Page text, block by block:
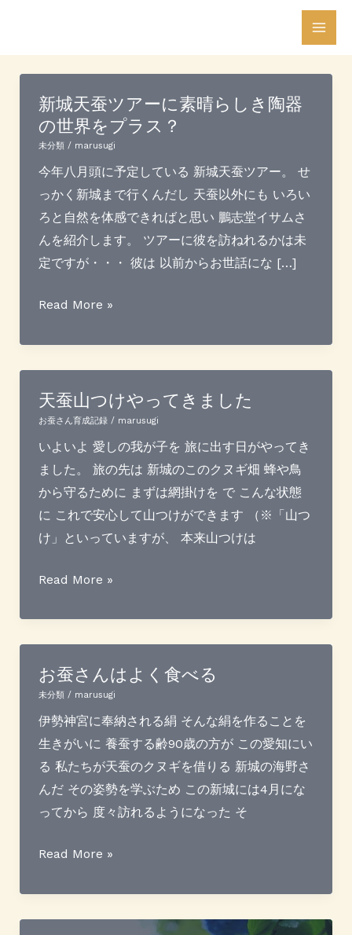
を
新城天蚕ツアーに素晴らしき陶器
の世界をプラス？
未分類/ marusugi
今年八月頭に予定している 新城天蚕ツアー。 せ
っかく新城まで行くんだし 天蚕以外にも いろい
ろと自然を体感できればと思い 鵬志堂イサムさ
んを紹介します。 ツアーに彼を訪ねれるかは未
定ですが・・・ 彼は 以前からお世話にな […]
新
天
蚕
ツ
ア
ー
に
素
晴
ら
き
器
の
世
界
を
プ
ラ
ス？
Read More »
天蚕山つけやってきました
お蚕さん育成記録/ marusugi
いよいよ 愛しの我が子を 旅に出す日がやってき
ました。 旅の先は 新城のこのクヌギ畑 蜂や鳥
から守るために まずは網掛けを で こんな状態
に これで安心して山つけができます （※「山つ
け」といっていますが、 本来山つけは
天
山
つ
け
や
っ
て
き
ま
Read More »
お蚕さんはよく食べる
未分類/ marusugi
伊勢神宮に奉納される絹 そんな絹を作ることを
生きがいに 養蚕する齢90歳の方が この愛知にい
る 私たちが天蚕のクヌギを借りる 新城の海野さ
んだ その姿勢を学ぶため この新城には4月にな
ってから 度々訪れるようになった そ
お
さ
ん
Read More »
の